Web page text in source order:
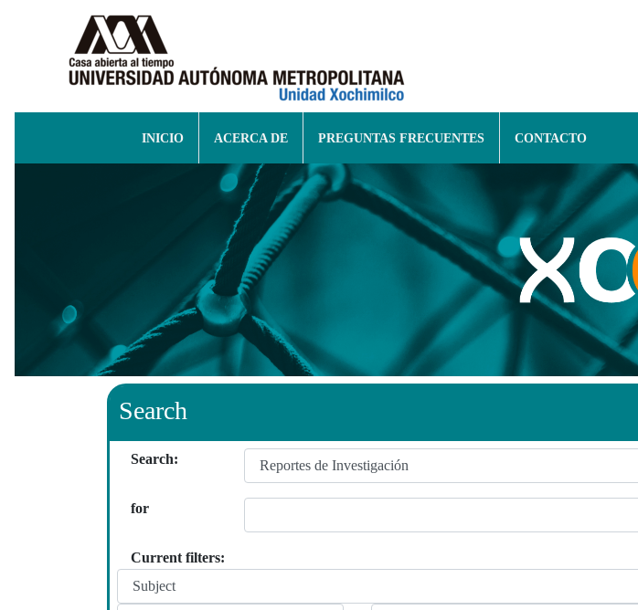
INICIO ACERCA DE PREGUNTAS FRECUENTES CONTACTO
Search
Search:
for
Current filters: